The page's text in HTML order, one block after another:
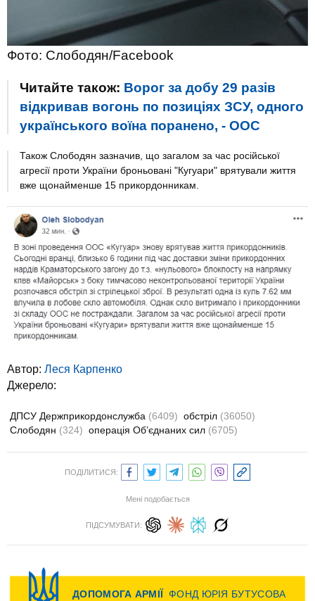
Фото: Слободян/Facebook
Читайте також: Ворог за добу 29 разів
відкривав вогонь по позиціях ЗСУ, одного
українського воїна поранено, - ООС
Також Слободян зазначив, що загалом за час російської
агресії проти України броньовані "Кугуари" врятували життя
вже щонайменше 15 прикордонникам.
Автор: Леся Карпенко
Джерело:
ДПСУ Держприкордонслужба (6409) обстріл (36050)
Слободян (324) операція Об’єднаних сил (6705)
ПОДІЛИТИСЯ:
Мені подобається
ПІДСУМУВАТИ: